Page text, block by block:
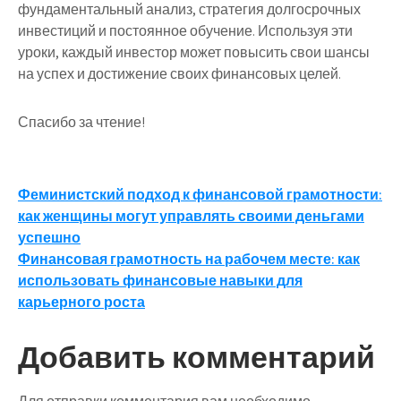
фундаментальный анализ, стратегия долгосрочных
инвестиций и постоянное обучение. Используя эти
уроки, каждый инвестор может повысить свои шансы
на успех и достижение своих финансовых целей.
Спасибо за чтение!
Навигация
по
записям
Феминистский подход к финансовой грамотности:
как женщины могут управлять своими деньгами
успешно
Финансовая грамотность на рабочем месте: как
использовать финансовые навыки для
карьерного роста
Добавить комментарий